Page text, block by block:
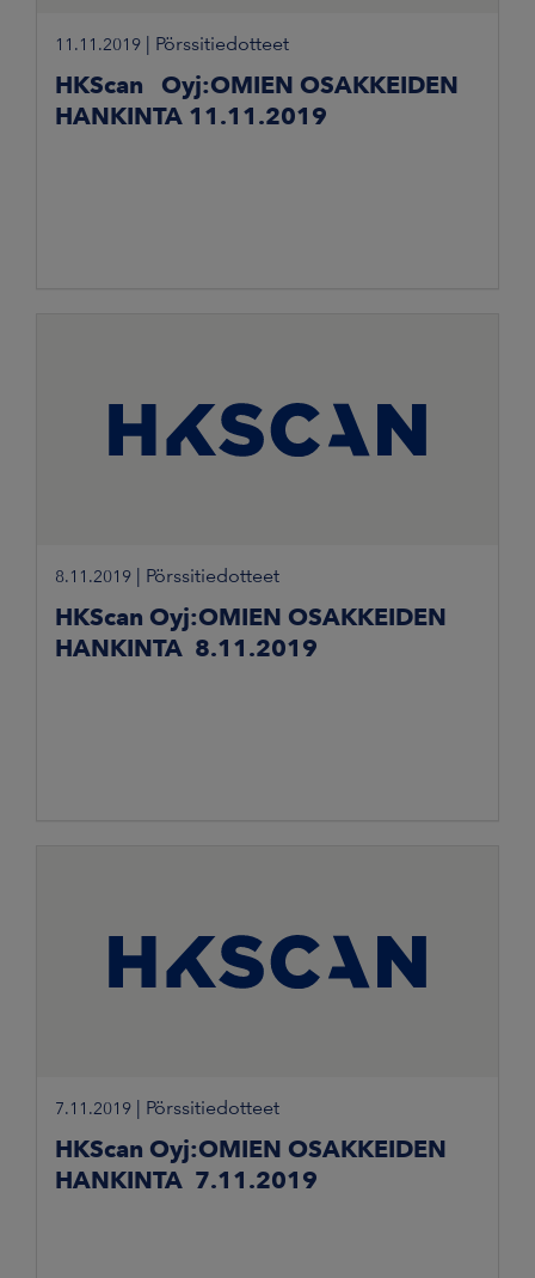
11.11.2019 Pörssitiedotteet
HKScan Oyj:OMIEN OSAKKEIDEN
HANKINTA 11.11.2019
8.11.2019 Pörssitiedotteet
HKScan Oyj:OMIEN OSAKKEIDEN
HANKINTA 8.11.2019
7.11.2019 Pörssitiedotteet
HKScan Oyj:OMIEN OSAKKEIDEN
HANKINTA 7.11.2019